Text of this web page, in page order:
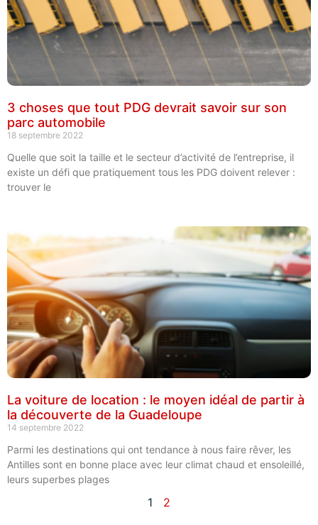
3 choses que tout PDG devrait savoir sur son
parc automobile
18 septembre 2022
Quelle que soit la taille et le secteur d’activité de l’entreprise, il
existe un défi que pratiquement tous les PDG doivent relever :
trouver le
La voiture de location : le moyen idéal de partir à
la découverte de la Guadeloupe
14 septembre 2022
Parmi les destinations qui ont tendance à nous faire rêver, les
Antilles sont en bonne place avec leur climat chaud et ensoleillé,
leurs superbes plages
1 2